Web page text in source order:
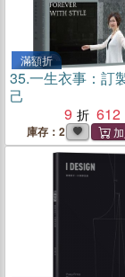
滿額折
35.一生衣事：訂
己
9
612
庫存：2